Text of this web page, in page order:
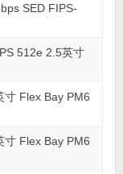
SED FIPS-
512e 2.5英寸
寸 Flex Bay PM6
寸 Flex Bay PM6